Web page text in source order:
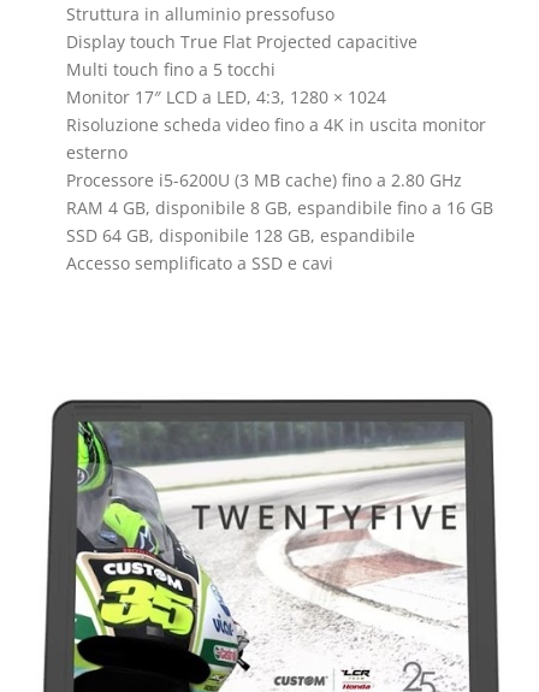
Struttura in alluminio pressofuso
Display touch True Flat Projected capacitive
Multi touch fino a 5 tocchi
Monitor 17″ LCD a LED, 4:3, 1280 × 1024
Risoluzione scheda video fino a 4K in uscita monitor
esterno
Processore i5-6200U (3 MB cache) fino a 2.80 GHz
RAM 4 GB, disponibile 8 GB, espandibile fino a 16 GB
SSD 64 GB, disponibile 128 GB, espandibile
Accesso semplificato a SSD e cavi